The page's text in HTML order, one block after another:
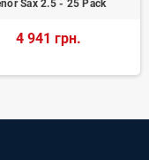
Sax 2.5 - 25 Pack
4 941 грн.